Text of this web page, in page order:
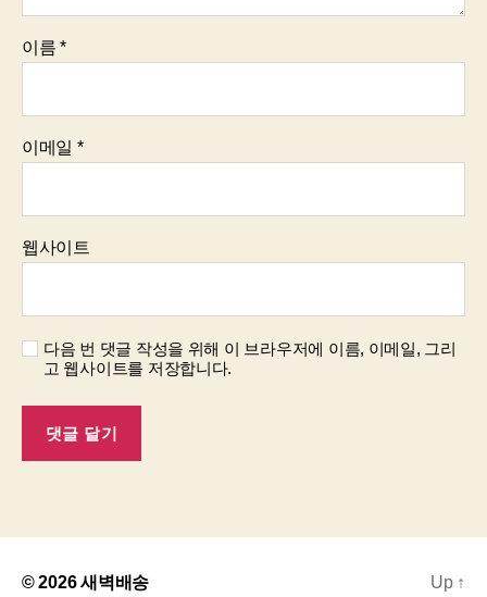
이름*
이메일 *
웹사이트
다음 번 댓글 작성을 위해 이 브라우저에 이름, 이메일, 그리
고 웹사이트를 저장합니다.
© 2026새벽배송 Up ↑